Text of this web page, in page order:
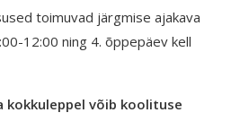
toimuvad järgmise ajakava
12:00 ning 4. õppepäev kell
kokkuleppel võib koolituse